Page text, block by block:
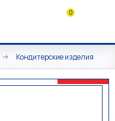
0
Кондитерские изделия